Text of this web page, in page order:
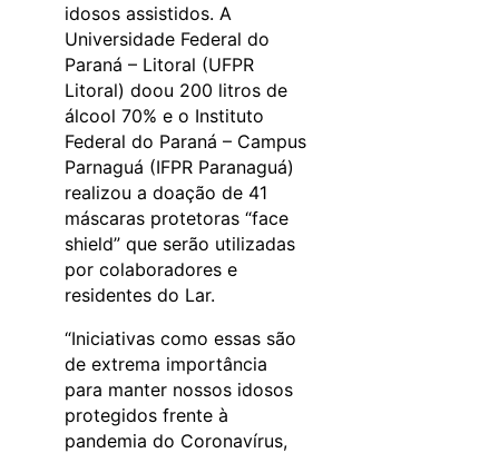
idosos assistidos. A
Universidade Federal do
Paraná – Litoral (UFPR
Litoral) doou 200 litros de
álcool 70% e o Instituto
Federal do Paraná – Campus
Parnaguá (IFPR Paranaguá)
realizou a doação de 41
máscaras protetoras “face
shield” que serão utilizadas
por colaboradores e
residentes do Lar.
“Iniciativas como essas são
de extrema importância
para manter nossos idosos
protegidos frente à
pandemia do Coronavírus,